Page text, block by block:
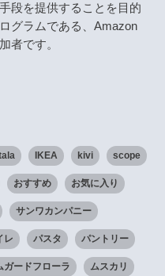
段を提供することを目的
グラムである、Amazon
者です。
IKEA kivi scope
おすすめ お気に入り
サンワカンパニー
レ パスタ パントリー
ガードフローラ ムスカリ